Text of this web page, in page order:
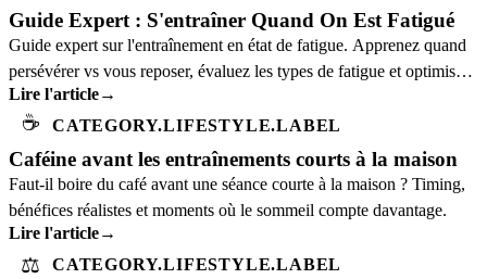
Guide Expert : S'entraîner Quand On Est Fatigué
Guide expert sur l'entraînement en état de fatigue. Apprenez quand
persévérer vs vous reposer, évaluez les types de fatigue et optimisez
la récupération.
Lire l'article→
☕ CATEGORY.LIFESTYLE.LABEL
Caféine avant les entraînements courts à la maison
Faut-il boire du café avant une séance courte à la maison ? Timing,
bénéfices réalistes et moments où le sommeil compte davantage.
Lire l'article→
⚖️ CATEGORY.LIFESTYLE.LABEL